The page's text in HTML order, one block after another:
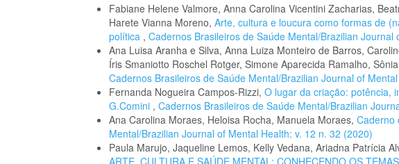
Fabiane Helene Valmore, Anna Carolina Vicentini Zacharias,
Harete Vianna Moreno, Arte, cultura e loucura como formas de
política , Cadernos Brasileiros de Saúde Mental/Brazilian
Ana Luisa Aranha e Silva, Anna Luiza Monteiro de Barros,
Íris Smaniotto Roschel Rotger, Simone Aparecida Ramalho,
Cadernos Brasileiros de Saúde Mental/Brazilian Journal of
Fernanda Nogueira Campos-Rizzi, O lugar da criação: potência,
G.Comini , Cadernos Brasileiros de Saúde Mental/Brazilian
Ana Carolina Moraes, Heloisa Rocha, Manuela Moraes, Caderno
Mental/Brazilian Journal of Mental Health: v. 12 n. 32 (2020)
Paula Marujo, Jaqueline Lemos, Kelly Vedana, Ariadna Patrícia
ARTE, CULTURA E SAÚDE MENTAL: CONHECENDO OS